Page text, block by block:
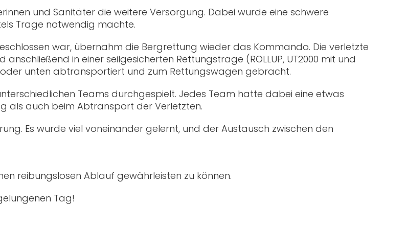
und Sanitäter die weitere Versorgung. Dabei wurde eine schwere
Trage notwendig machte.
war, übernahm die Bergrettung wieder das Kommando. Die verletzte
in einer seilgesicherten Rettungstrage (ROLLUP, UT2000 mit und
unten abtransportiert und zum Rettungswagen gebracht.
Teams durchgespielt. Jedes Team hatte dabei eine etwas
als auch beim Abtransport der Verletzten.
Es wurde viel voneinander gelernt, und der Austausch zwischen den
reibungslosen Ablauf gewährleisten zu können.
Tag!